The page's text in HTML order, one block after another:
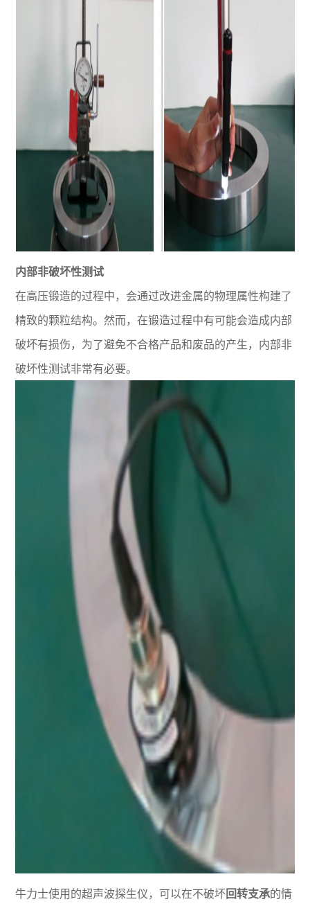
内部非破坏性测试
在高压锻造的过程中，会通过改进金属的物理属性构建了
精致的颗粒结构。然而，在锻造过程中有可能会造成内部
破坏有损伤，为了避免不合格产品和废品的产生，内部非
破坏性测试非常有必要。
牛力士使用的超声波探生仪，可以在不破坏回转支承的情